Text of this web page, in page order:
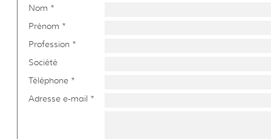
Nom *
Prénom *
Profession *
Société
Téléphone *
Adresse e-mail *